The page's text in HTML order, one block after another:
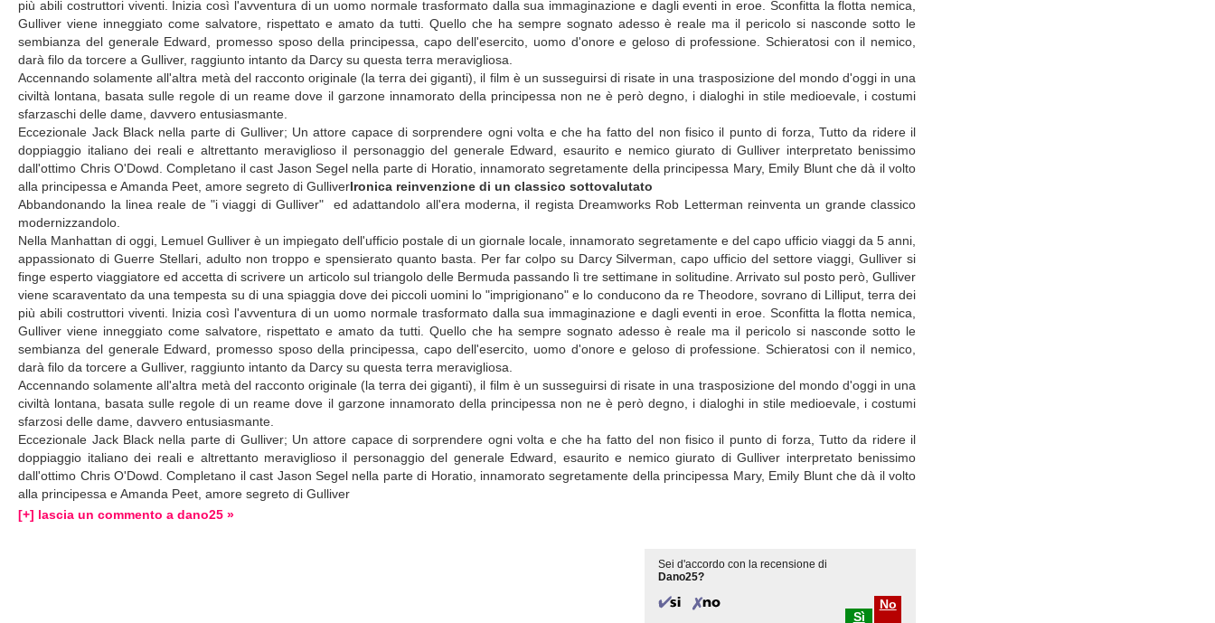
più abili costruttori viventi. Inizia così l'avventura di un uomo normale trasformato dalla sua immaginazione e dagli eventi in eroe. Sconfitta la flotta nemica,
Gulliver viene inneggiato come salvatore, rispettato e amato da tutti. Quello che ha sempre sognato adesso è reale ma il pericolo si nasconde sotto le
sembianza del generale Edward, promesso sposo della principessa, capo dell'esercito, uomo d'onore e geloso di professione. Schieratosi con il nemico,
darà filo da torcere a Gulliver, raggiunto intanto da Darcy su questa terra meravigliosa.
Accennando solamente all'altra metà del racconto originale (la terra dei giganti), il film è un susseguirsi di risate in una trasposizione del mondo d'oggi in una
civiltà lontana, basata sulle regole di un reame dove il garzone innamorato della principessa non ne è però degno, i dialoghi in stile medioevale, i costumi
sfarzaschi delle dame, davvero entusiasmante.
Eccezionale Jack Black nella parte di Gulliver; Un attore capace di sorprendere ogni volta e che ha fatto del non fisico il punto di forza, Tutto da ridere il
doppiaggio italiano dei reali e altrettanto meraviglioso il personaggio del generale Edward, esaurito e nemico giurato di Gulliver interpretato benissimo
dall'ottimo Chris O'Dowd. Completano il cast Jason Segel nella parte di Horatio, innamorato segretamente della principessa Mary, Emily Blunt che dà il volto
alla principessa e Amanda Peet, amore segreto di GulliverIronica reinvenzione di un classico sottovalutato
Abbandonando la linea reale de "i viaggi di Gulliver" ed adattandolo all'era moderna, il regista Dreamworks Rob Letterman reinventa un grande classico
modernizzandolo.
Nella Manhattan di oggi, Lemuel Gulliver è un impiegato dell'ufficio postale di un giornale locale, innamorato segretamente e del capo ufficio viaggi da 5 anni,
appassionato di Guerre Stellari, adulto non troppo e spensierato quanto basta. Per far colpo su Darcy Silverman, capo ufficio del settore viaggi, Gulliver si
finge esperto viaggiatore ed accetta di scrivere un articolo sul triangolo delle Bermuda passando lì tre settimane in solitudine. Arrivato sul posto però, Gulliver
viene scaraventato da una tempesta su di una spiaggia dove dei piccoli uomini lo "imprigionano" e lo conducono da re Theodore, sovrano di Lilliput, terra dei
più abili costruttori viventi. Inizia così l'avventura di un uomo normale trasformato dalla sua immaginazione e dagli eventi in eroe. Sconfitta la flotta nemica,
Gulliver viene inneggiato come salvatore, rispettato e amato da tutti. Quello che ha sempre sognato adesso è reale ma il pericolo si nasconde sotto le
sembianza del generale Edward, promesso sposo della principessa, capo dell'esercito, uomo d'onore e geloso di professione. Schieratosi con il nemico,
darà filo da torcere a Gulliver, raggiunto intanto da Darcy su questa terra meravigliosa.
Accennando solamente all'altra metà del racconto originale (la terra dei giganti), il film è un susseguirsi di risate in una trasposizione del mondo d'oggi in una
civiltà lontana, basata sulle regole di un reame dove il garzone innamorato della principessa non ne è però degno, i dialoghi in stile medioevale, i costumi
sfarzosi delle dame, davvero entusiasmante.
Eccezionale Jack Black nella parte di Gulliver; Un attore capace di sorprendere ogni volta e che ha fatto del non fisico il punto di forza, Tutto da ridere il
doppiaggio italiano dei reali e altrettanto meraviglioso il personaggio del generale Edward, esaurito e nemico giurato di Gulliver interpretato benissimo
dall'ottimo Chris O'Dowd. Completano il cast Jason Segel nella parte di Horatio, innamorato segretamente della principessa Mary, Emily Blunt che dà il volto
alla principessa e Amanda Peet, amore segreto di Gulliver
[+] lascia un commento a dano25 »
Sei d'accordo con la recensione di
Dano25?
Sì
No